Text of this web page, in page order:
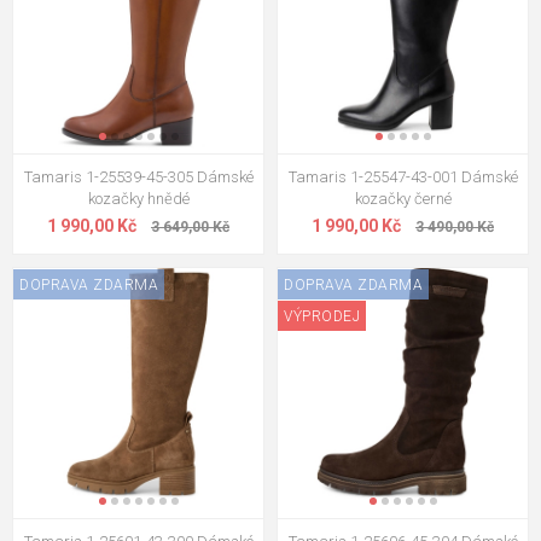
vzít je při zkoušení s sebou. Pro běžné podzimní a
městské nošení většinou stačí standardní velikost.
Tamaris 1-25539-45-305 Dámské
kozačky hnědé
1 990,00 Kč 3 649,00 Kč
Tamaris 1-25547-43-001 Dámské
kozačky černé
1 990,00 Kč 3 490,00 Kč
DOPRAVA ZDARMA
DOPRAVA ZDARMA
VÝPRODEJ